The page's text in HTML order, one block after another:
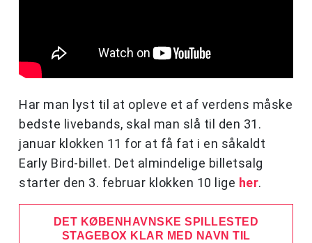
Har man lyst til at opleve et af verdens måske
bedste livebands, skal man slå til den 31.
januar klokken 11 for at få fat i en såkaldt
Early Bird-billet. Det almindelige billetsalg
starter den 3. februar klokken 10 lige her.
DET KØBENHAVNSKE SPILLESTED
STAGEBOX KLAR MED NAVN TIL